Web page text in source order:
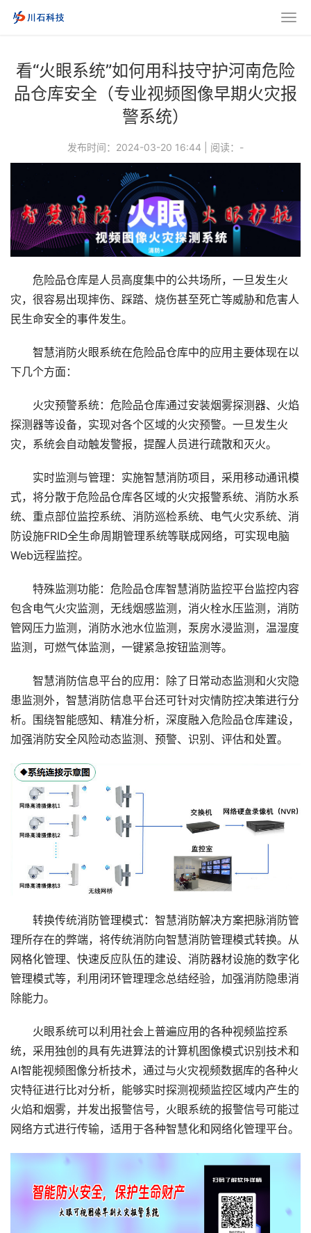
看“火眼系统”如何用科技守护河南危险
品仓库安全（专业视频图像早期火灾报
警系统）
发布时间：2024-03-20 16:44 阅读： -
危险品仓库是人员高度集中的公共场所，一旦发生火
灾，很容易出现摔伤、踩踏、烧伤甚至死亡等威胁和危害人
民生命安全的事件发生。
智慧消防火眼系统在危险品仓库中的应用主要体现在以
下几个方面：
火灾预警系统：危险品仓库通过安装烟雾探测器、火焰
探测器等设备，实现对各个区域的火灾预警。一旦发生火
灾，系统会自动触发警报，提醒人员进行疏散和灭火。
实时监测与管理：实施智慧消防项目，采用移动通讯模
式，将分散于危险品仓库各区域的火灾报警系统、消防水系
统、重点部位监控系统、消防巡检系统、电气火灾系统、消
防设施FRID全生命周期管理系统等联成网络，可实现电脑
Web远程监控。
特殊监测功能：危险品仓库智慧消防监控平台监控内容
包含电气火灾监测，无线烟感监测，消火栓水压监测，消防
管网压力监测，消防水池水位监测，泵房水浸监测，温湿度
监测，可燃气体监测，一键紧急按钮监测等。
智慧消防信息平台的应用：除了日常动态监测和火灾隐
患监测外，智慧消防信息平台还可针对灾情防控决策进行分
析。围绕智能感知、精准分析，深度融入危险品仓库建设，
加强消防安全风险动态监测、预警、识别、评估和处置。
转换传统消防管理模式：智慧消防解决方案把脉消防管
理所存在的弊端，将传统消防向智慧消防管理模式转换。从
网格化管理、快速反应队伍的建设、消防器材设施的数字化
管理模式等，利用闭环管理理念总结经验，加强消防隐患消
除能力。
火眼系统可以利用社会上普遍应用的各种视频监控系
统，采用独创的具有先进算法的计算机图像模式识别技术和
AI智能视频图像分析技术，通过与火灾视频数据库的各种火
灾特征进行比对分析，能够实时探测视频监控区域内产生的
火焰和烟雾，并发出报警信号，火眼系统的报警信号可能过
网络方式进行传输，适用于各种智慧化和网络化管理平台。